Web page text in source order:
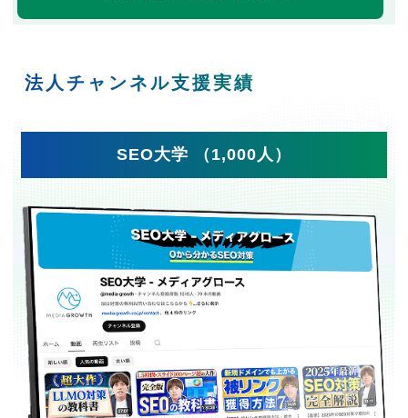
法人チャンネル支援実績
SEO大学 （1,000人）